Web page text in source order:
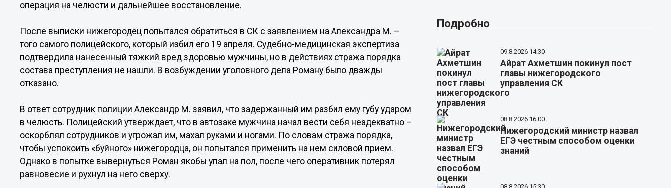
операция на челюсти и дальнейшее восстановление.
После выписки нижегородец попытался обратиться в СК с заявлением на Александра М. –
того самого полицейского, который избил его 19 апреля. Судебно-медицинская экспертиза
подтвердила нанесенный тяжкий вред здоровью мужчины, но в действиях стража порядка
состава преступления не нашли. В возбуждении уголовного дела Роману было дважды
отказано.
В ответ сотрудник полиции Александр М. заявил, что задержанный им разбил ему губу ударом
в челюсть. Полицейский утверждает, что в автозаке мужчина начал вести себя неадекватно –
оскорблял сотрудников и угрожал им, махал руками и ногами. По словам стража порядка,
чтобы успокоить «буйного» нижегородца, он попытался применить на нем силовой прием.
Однако в попытке вывернуться Роман якобы упал на пол, после чего оперативник потерял
равновесие и рухнул на него сверху.
Подробно
09.8.2026 14:30
Айрат Ахметшин покинул пост
главы нижегородского
управления СК
08.8.2026 16:00
Нижегородский министр назвал
ЕГЭ честным способом оценки
знаний
08.8.2026 15:30